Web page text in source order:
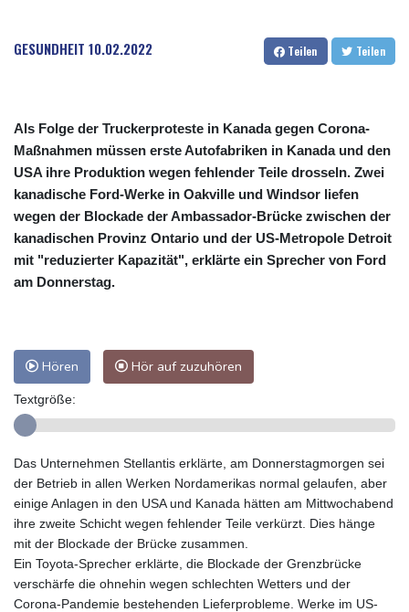
GESUNDHEIT 10.02.2022 Teilen Teilen
Als Folge der Truckerproteste in Kanada gegen Corona-
Maßnahmen müssen erste Autofabriken in Kanada und den
USA ihre Produktion wegen fehlender Teile drosseln. Zwei
kanadische Ford-Werke in Oakville und Windsor liefen
wegen der Blockade der Ambassador-Brücke zwischen der
kanadischen Provinz Ontario und der US-Metropole Detroit
mit "reduzierter Kapazität", erklärte ein Sprecher von Ford
am Donnerstag.
Hören Hör auf zuzuhören
Textgröße:
Das Unternehmen Stellantis erklärte, am Donnerstagmorgen sei
der Betrieb in allen Werken Nordamerikas normal gelaufen, aber
einige Anlagen in den USA und Kanada hätten am Mittwochabend
ihre zweite Schicht wegen fehlender Teile verkürzt. Dies hänge
mit der Blockade der Brücke zusammen.
Ein Toyota-Sprecher erklärte, die Blockade der Grenzbrücke
verschärfe die ohnehin wegen schlechten Wetters und der
Corona-Pandemie bestehenden Lieferprobleme. Werke im US-